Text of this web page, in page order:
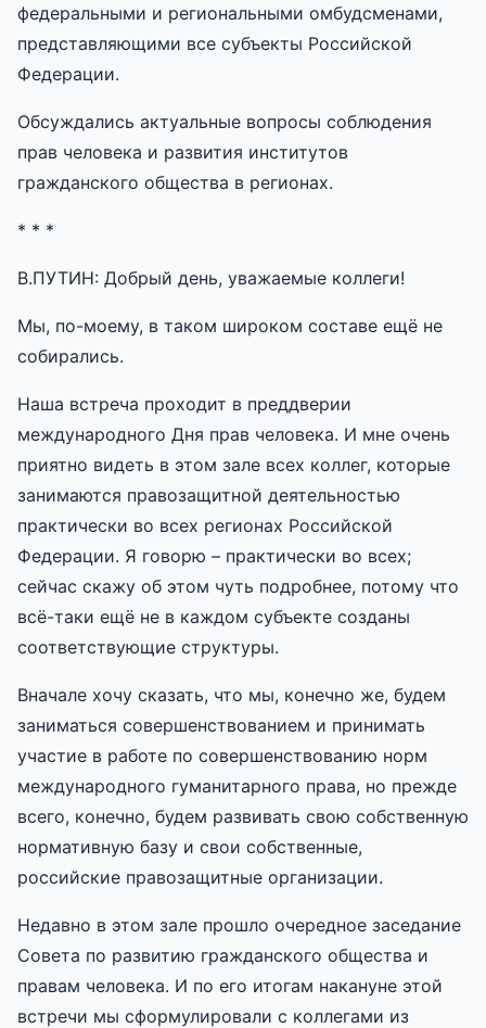
федеральными и региональными омбудсменами,
представляющими все субъекты Российской
Федерации.
Обсуждались актуальные вопросы соблюдения
прав человека и развития институтов
гражданского общества в регионах.
* * *
В.ПУТИН: Добрый день, уважаемые коллеги!
Мы, по-моему, в таком широком составе ещё не
собирались.
Наша встреча проходит в преддверии
международного Дня прав человека. И мне очень
приятно видеть в этом зале всех коллег, которые
занимаются правозащитной деятельностью
практически во всех регионах Российской
Федерации. Я говорю – практически во всех;
сейчас скажу об этом чуть подробнее, потому что
всё-таки ещё не в каждом субъекте созданы
соответствующие структуры.
Вначале хочу сказать, что мы, конечно же, будем
заниматься совершенствованием и принимать
участие в работе по совершенствованию норм
международного гуманитарного права, но прежде
всего, конечно, будем развивать свою собственную
нормативную базу и свои собственные,
российские правозащитные организации.
Недавно в этом зале прошло очередное заседание
Совета по развитию гражданского общества и
правам человека. И по его итогам накануне этой
встречи мы сформулировали с коллегами из